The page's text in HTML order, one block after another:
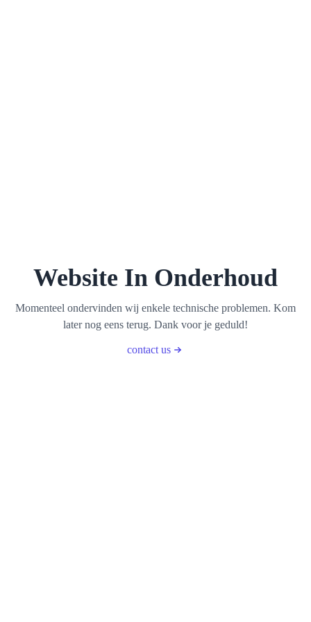
Website In Onderhoud
Momenteel ondervinden wij enkele technische problemen. Kom
later nog eens terug. Dank voor je geduld!
contact us